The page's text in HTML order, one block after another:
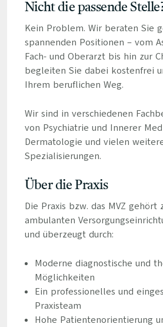
Nicht die passende
Kein Problem. Wir beraten Sie
spannenden Positionen – vom
Fach- und Oberarzt bis hin zur
begleiten Sie dabei kostenfrei
Ihrem beruflichen Weg.
Wir sind in verschiedenen
von Psychiatrie und Innerer
Dermatologie und vielen
Spezialisierungen.
Über die Praxis
Die Praxis bzw. das MVZ
ambulanten
und überzeugt durch:
Moderne diagnostische und
Möglichkeiten
Ein professionelles und
Praxisteam
Hohe Patientenorientierung